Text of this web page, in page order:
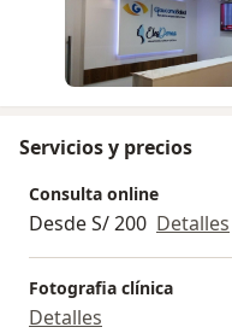
Beneficios BBVA
1.- Pago en
PARA AGENDAR
Servicios y precios
Consulta online
Desde S/ 200 Detalles
Fotografia clínica
Detalles